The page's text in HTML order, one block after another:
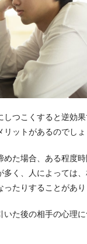
しつこくすると逆効
ットがあるのでしょ
めた場合、ある程度
多く、人によっては
たりすることがあり
いた後の相手の心理